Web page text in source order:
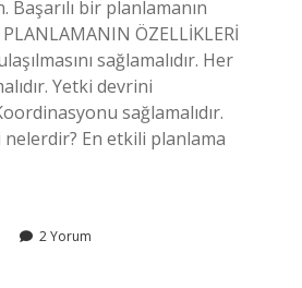
Başarılı bir planlamanın
ÖZELLİKLERİ
sağlamalıdır. Her
Yetki devrini
sağlamalıdır.
En etkili planlama
2 Yorum